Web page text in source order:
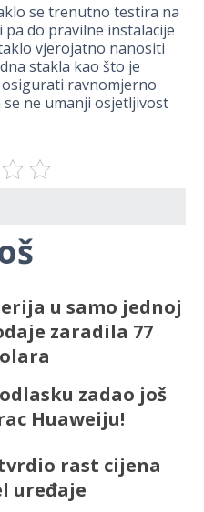
se trenutno testira na
do pravilne instalacije
vjerojatno nanositi
stakla kao što je
ravnomjerno
ne umanji osjetljivost
u samo jednoj
zaradila 77
zadao još
Huaweiju!
rast cijena
uređaje